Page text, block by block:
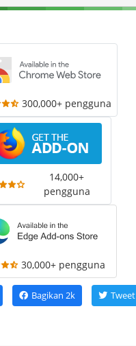
300,000+ pengguna
14,000+
pengguna
30,000+ pengguna
Bagikan 2k Tweet